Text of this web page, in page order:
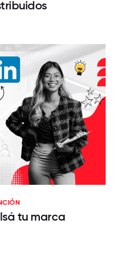
tu marca